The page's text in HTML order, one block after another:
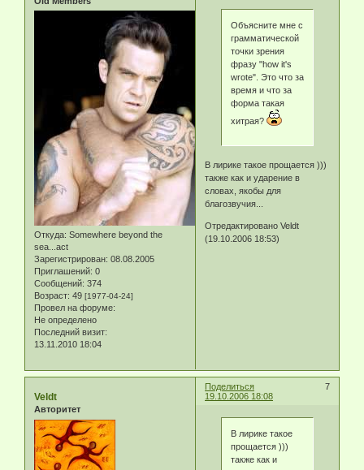
Откуда: Somewhere beyond the
sea...act
Зарегистрирован: 08.08.2005
Приглашений: 0
Сообщений: 374
Возраст: 49 [1977-04-24]
Провел на форуме:
Не определено
Последний визит:
13.11.2010 18:04
Объясните мне с
грамматической
точки зрения
фразу "how it's
wrote". Это что за
время и что за
форма такая
хитрая?
В лирике такое прощается )))
также как и ударение в
словах, якобы для
благозвучия...
Отредактировано Veldt
(19.10.2006 18:53)
Поделиться
7
19.10.2006 18:08
Veldt
Авторитет
В лирике такое
прощается )))
также как и